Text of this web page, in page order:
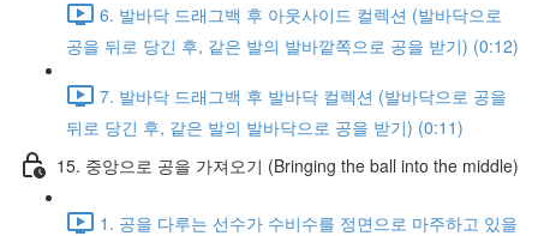
6. 발바닥 드래그백 후 아웃사이드 컬렉션 (발바닥으로
공을 뒤로 당긴 후, 같은 발의 발바깥쪽으로 공을 받기) (0:12)
7. 발바닥 드래그백 후 발바닥 컬렉션 (발바닥으로 공을
뒤로 당긴 후, 같은 발의 발바닥으로 공을 받기) (0:11)
15. 중앙으로 공을 가져오기 (Bringing the ball into the middle)
1. 공을 다루는 선수가 수비수를 정면으로 마주하고 있을